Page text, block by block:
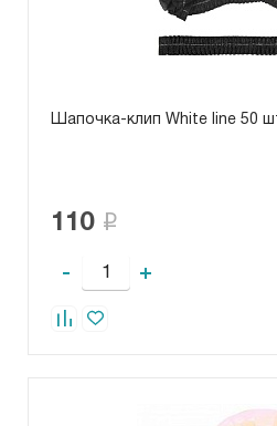
Шапочка-клип White line 50
110
- +